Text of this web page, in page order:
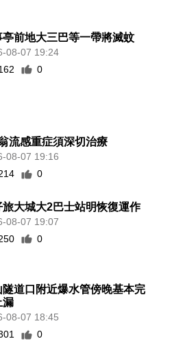
亭前地大三巴等一帶將滅蚊
08-07 19:24
0
流感重症須深切治療
08-07 19:16
0
旅大城大2巴士站明恢復運作
08-07 19:07
0
隧道口附近爆水管傍晚基本完
漏
08-07 18:45
0